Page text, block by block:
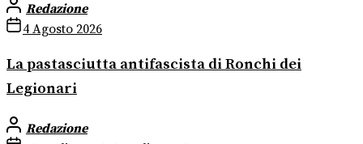
Redazione
4 Agosto 2026
La pastasciutta antifascista di Ronchi dei
Legionari
Redazione